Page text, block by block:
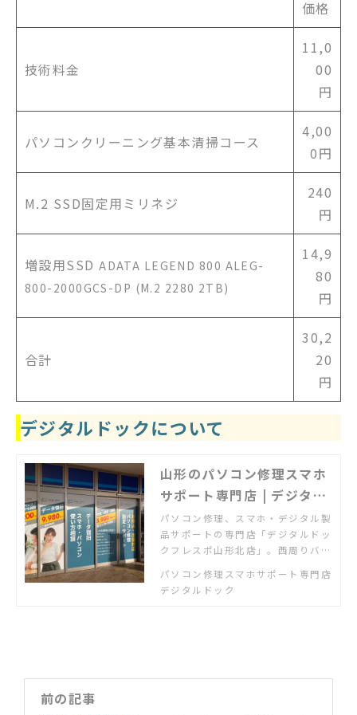
価格
技術料金
11,0
00
円
パソコンクリーニング基本清掃コース
4,00
0円
M.2 SSD固定用ミリネジ
240
円
増設用SSDADATA LEGEND 800 ALEG-
800-2000GCS-DP (M.2 2280 2TB)
14,9
80
円
合計
30,2
20
円
デジタルドックについて
山形のパソコン修理スマホ
サポート専門店 | デジタル
ドックフレスポ山形北店
パソコン修理、スマホ・デジタル製
品サポートの専門店「デジタルドッ
クフレスポ山形北店」。西周りバイ
内にオープン。パソコン修理のお持
込はご予約不要。出張も対応。スマ
パソコン修理スマホサポート専門店
デジタルドック
前の記事